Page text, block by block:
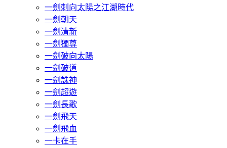
一劍刺向太陽之江湖時代
一劍朝天
一劍清新
一劍獨尊
一劍破向太陽
一劍破道
一劍誅神
一劍超遊
一劍長歌
一劍飛天
一劍飛血
一卡在手